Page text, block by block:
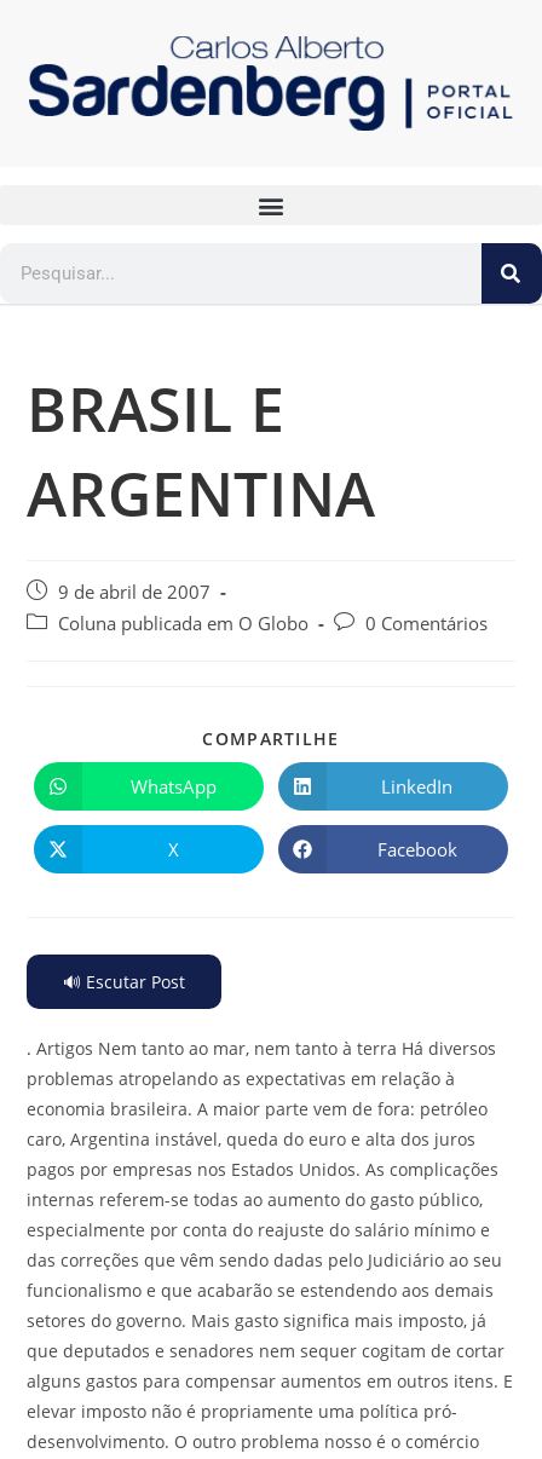
BRASIL E
ARGENTINA
9 de abril de 2007
Coluna publicada em O Globo
0 Comentários
COMPARTILHE
WhatsApp LinkedIn
X Facebook
🔊 Escutar Post
. Artigos Nem tanto ao mar, nem tanto à terra Há diversos
problemas atropelando as expectativas em relação à
economia brasileira. A maior parte vem de fora: petróleo
caro, Argentina instável, queda do euro e alta dos juros
pagos por empresas nos Estados Unidos. As complicações
internas referem-se todas ao aumento do gasto público,
especialmente por conta do reajuste do salário mínimo e
das correções que vêm sendo dadas pelo Judiciário ao seu
funcionalismo e que acabarão se estendendo aos demais
setores do governo. Mais gasto significa mais imposto, já
que deputados e senadores nem sequer cogitam de cortar
alguns gastos para compensar aumentos em outros itens. E
elevar imposto não é propriamente uma política pró-
desenvolvimento. O outro problema nosso é o comércio